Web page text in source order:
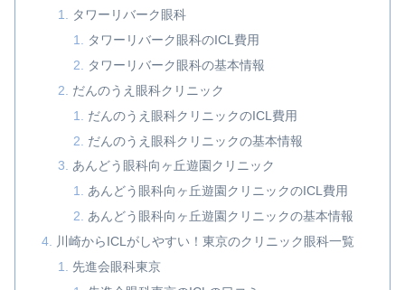
タワーリバーク眼科
タワーリバーク眼科のICL費用
タワーリバーク眼科の基本情報
だんのうえ眼科クリニック
だんのうえ眼科クリニックのICL費用
だんのうえ眼科クリニックの基本情報
あんどう眼科向ヶ丘遊園クリニック
あんどう眼科向ヶ丘遊園クリニックのICL費用
あんどう眼科向ヶ丘遊園クリニックの基本情報
川崎からICLがしやすい！東京のクリニック眼科一覧
先進会眼科東京